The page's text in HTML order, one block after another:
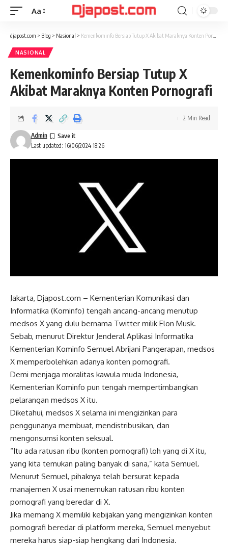
Font
Aa
djapost.com > Blog > Nasional > Kemenkominfo Bersiap Tutup X Akibat Maraknya Konten Pornografi
NASIONAL
Kemenkominfo Bersiap Tutup X
Akibat Maraknya Konten Pornografi
Last updated: 16/06/2024 18:26
Admin
2 Min Read
Jakarta, Djapost.com – Kementerian Komunikasi dan
Informatika (Kominfo) tengah ancang-ancang menutup
medsos X yang dulu bernama Twitter milik Elon Musk.
Sebab, menurut Direktur Jenderal Aplikasi Informatika
Kementerian Kominfo Semuel Abrijani Pangerapan, medsos
X memperbolehkan adanya konten pornografi.
Demi menjaga moralitas kawula muda Indonesia,
Kementerian Kominfo pun tengah mempertimbangkan
pelarangan medsos X itu.
Diketahui, medsos X selama ini mengizinkan para
penggunanya membuat, mendistribusikan, dan
mengonsumsi konten seksual.
“Itu ada ratusan ribu (konten pornografi) loh yang di X itu,
yang kita temukan paling banyak di sana,” kata Semuel.
Menurut Semuel, pihaknya telah bersurat kepada
manajemen X usai menemukan ratusan ribu konten
pornografi yang beredar di X.
Jika memang X memiliki kebijakan yang mengizinkan konten
pornografi beredar di platform mereka, Semuel menyebut
mereka harus siap-siap hengkang dari Indonesia.